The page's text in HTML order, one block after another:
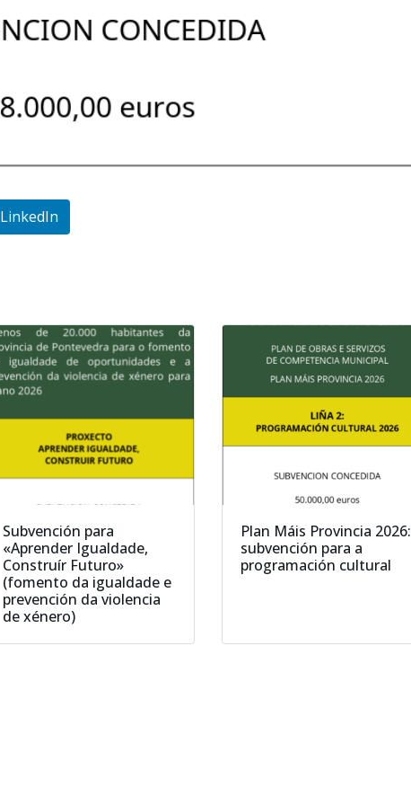
LinkedIn
Subvención para
«Aprender Igualdade,
Construír Futuro»
(fomento da igualdade e
prevención da violencia
de xénero)
Plan Máis Provincia 2026:
subvención para a
programación cultural